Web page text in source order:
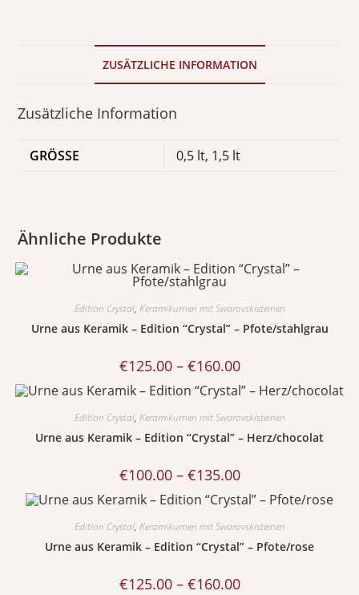
ZUSÄTZLICHE INFORMATION
Zusätzliche Information
GRÖSSE 0,5 lt, 1,5 lt
Ähnliche Produkte
Edition Crystal, Keramikurnen mit Swarovskisteinen
Urne aus Keramik – Edition “Crystal” – Pfote/stahlgrau
€125.00 – €160.00
Edition Crystal, Keramikurnen mit Swarovskisteinen
Urne aus Keramik – Edition “Crystal” – Herz/chocolat
€100.00 – €135.00
Edition Crystal, Keramikurnen mit Swarovskisteinen
Urne aus Keramik – Edition “Crystal” – Pfote/rose
€125.00 – €160.00